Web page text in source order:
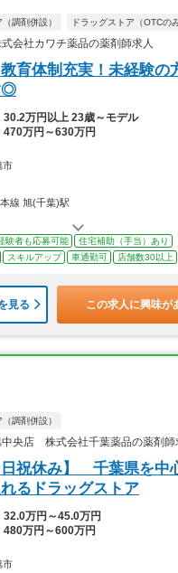
調剤併設） ドラッグストア（OTCのみ
社カワチ薬品の薬剤師求人
教育体制充実！未経験の
◎
30.2万円以上 23歳～モデル
470万円～630万円
市
本線 旭(千葉)駅
験者も応募可能
住宅補助（手当）あり
スキルアップ 車通勤可 店舗数30以上
見る この求人に興味が
調剤併設）
央店 株式会社千葉薬品の薬剤師
日祝休み】 千葉県を中
るドラッグストア
32.0万円～45.0万円
480万円～600万円
市